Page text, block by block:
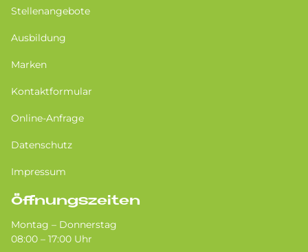
Stellenangebote
Ausbildung
Marken
Kontaktformular
Online-Anfrage
Datenschutz
Impressum
Öffnungszeiten
Montag – Donnerstag
08:00 – 17:00 Uhr